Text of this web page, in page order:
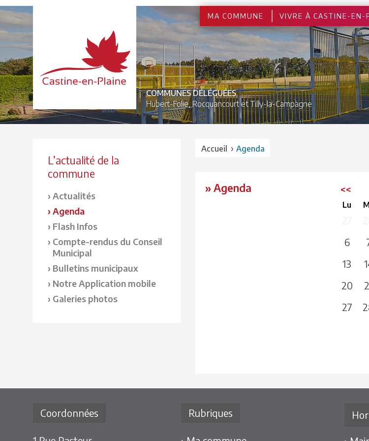
COMMUNES DÉLÉGUÉES
Hubert-Folie, Rocquancourt et Tilly-la-Campagne
MA COMMUNE VIVRE À CASTINE-EN-
L’actualité de la
commune
Actualités
Agenda
Flash Infos
Compte-rendus du Conseil
Municipal
Bulletins municipaux
Notre Application mobile
Galeries photos
Accueil ›Agenda
» Agenda <<
Lu
6
13
20
27
Coordonnées Rubriques